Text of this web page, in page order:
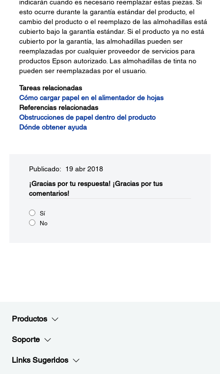
indicarán cuando es necesario reemplazar estas piezas. Si
esto ocurre durante la garantía estándar del producto, el
cambio del producto o el reemplazo de las almohadillas está
cubierto bajo la garantía estándar. Si el producto ya no está
cubierto por la garantía, las almohadillas pueden ser
reemplazadas por cualquier proveedor de servicios para
productos Epson autorizado. Las almohadillas de tinta no
pueden ser reemplazadas por el usuario.
Tareas relacionadas
Cómo cargar papel en el alimentador de hojas
Referencias relacionadas
Obstrucciones de papel dentro del producto
Dónde obtener ayuda
Publicado: 19 abr 2018
¡Gracias por tu respuesta! ¡Gracias por tus
comentarios!
Sí
No
Productos
Soporte
Links Sugeridos